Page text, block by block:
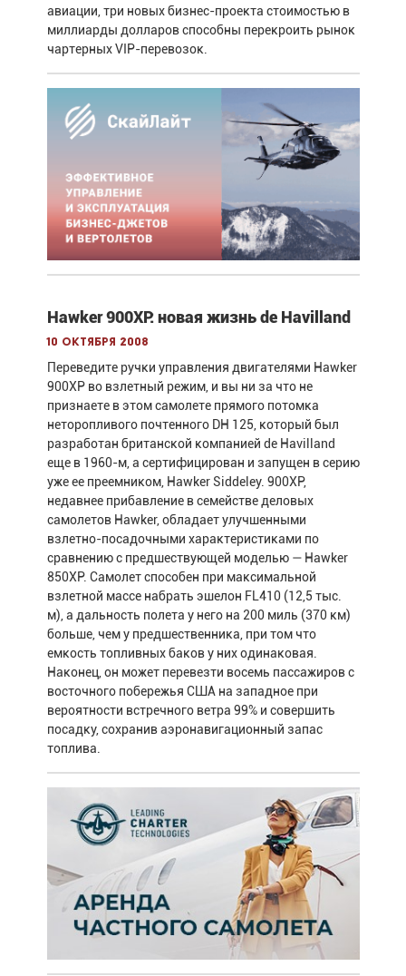
авиации, три новых бизнес-проекта стоимостью в
миллиарды долларов способны перекроить рынок
чартерных VIP-перевозок.
Hawker 900XP: новая жизнь de Havilland
10 октября 2008
Переведите ручки управления двигателями Hawker
900XP во взлетный режим, и вы ни за что не
признаете в этом самолете прямого потомка
неторопливого почтенного DH 125, который был
разработан британской компанией de Havilland
еще в 1960-м, а сертифицирован и запущен в серию
уже ее преемником, Hawker Siddeley. 900XP,
недавнее прибавление в семействе деловых
самолетов Hawker, обладает улучшенными
взлетно-посадочными характеристиками по
сравнению с предшествующей моделью — Hawker
850XP. Самолет способен при максимальной
взлетной массе набрать эшелон FL410 (12,5 тыс.
м), а дальность полета у него на 200 миль (370 км)
больше, чем у предшественника, при том что
емкость топливных баков у них одинаковая.
Наконец, он может перевезти восемь пассажиров с
восточного побережья США на западное при
вероятности встречного ветра 99% и совершить
посадку, сохранив аэронавигационный запас
топлива.